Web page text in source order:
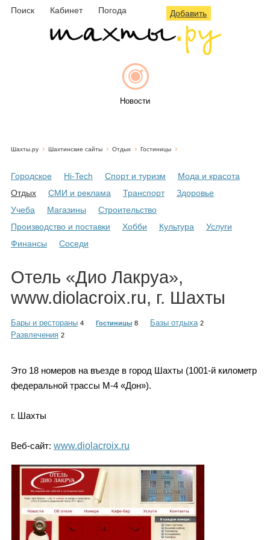
Поиск Кабинет Погода Добавить
Новости
Объявления
Каталог
Гороскоп
Карты
Фотогалерея
Шахты.ру Шахтинские сайты Отдых Гостиницы
Городское Hi-Tech Спорт и туризм
Мода и красота
Отдых
СМИ и реклама Транспорт
Здоровье
Учеба
Магазины
Строительство
Производство и поставки
Хобби Культура
Услуги
Финансы
Соседи
Отель «Дио Лакруа»,
www.diolacroix.ru, г. Шахты
Бары и рестораны 4 Гостиницы 8 Базы отдыха 2
Развлечения 2
Это 18 номеров на въезде в город Шахты (1001-й километр
федеральной трассы М-4 «Дон»).
г. Шахты
Веб-сайт: www.diolacroix.ru